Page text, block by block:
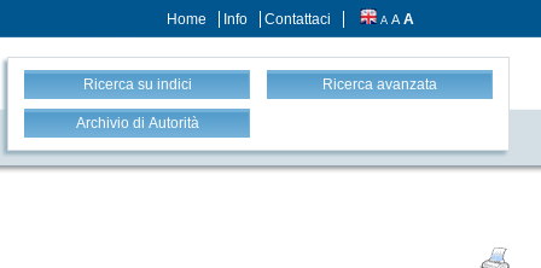
Home Info Contattaci A A A
Ricerca su indici Ricerca avanzata
Archivio di Autorità